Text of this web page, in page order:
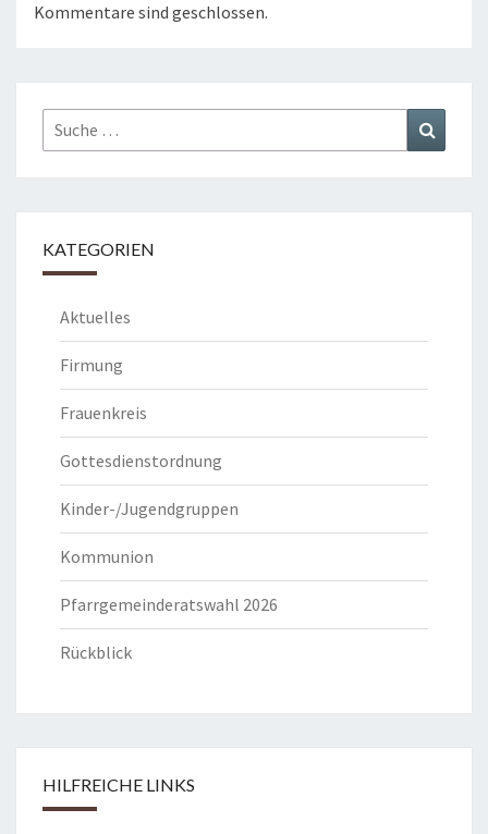
Kommentare sind geschlossen.
Suche
nach:
KATEGORIEN
Aktuelles
Firmung
Frauenkreis
Gottesdienstordnung
Kinder-/Jugendgruppen
Kommunion
Pfarrgemeinderatswahl 2026
Rückblick
HILFREICHE LINKS